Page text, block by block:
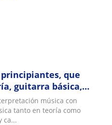
que
guitarra básica,
música con
tanto en teoría como
ca...